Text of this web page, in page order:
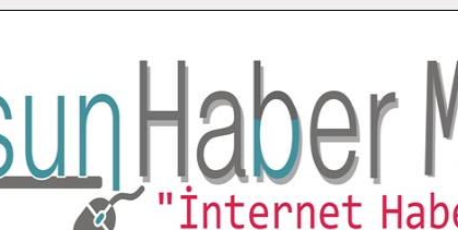
Başkan Cüce’ye Veda Ziyareti.